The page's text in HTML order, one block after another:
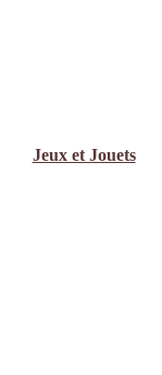
Jeux et Jouets